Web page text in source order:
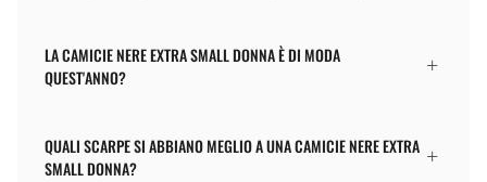
LA CAMICIE NERE EXTRA SMALL DONNA È DI MODA
QUEST'ANNO?
QUALI SCARPE SI ABBIANO MEGLIO A UNA CAMICIE NERE EXTRA
SMALL DONNA?